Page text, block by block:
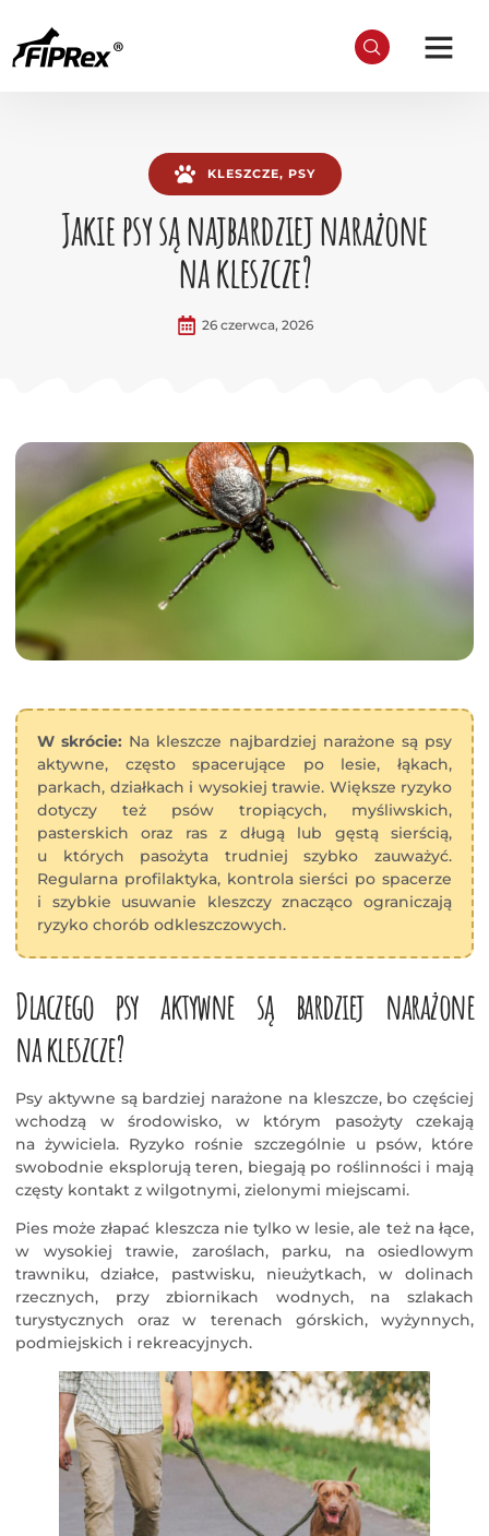
KLESZCZE, PSY
Jakie psy są najbardziej narażone
na kleszcze?
26 czerwca, 2026
W skrócie: Na kleszcze najbardziej narażone są psy
aktywne, często spacerujące po lesie, łąkach,
parkach, działkach i wysokiej trawie. Większe ryzyko
dotyczy też psów tropiących, myśliwskich,
pasterskich oraz ras z długą lub gęstą sierścią,
u których pasożyta trudniej szybko zauważyć.
Regularna profilaktyka, kontrola sierści po spacerze
i szybkie usuwanie kleszczy znacząco ograniczają
ryzyko chorób odkleszczowych.
Dlaczego psy aktywne są bardziej narażone
na kleszcze?
Psy aktywne są bardziej narażone na kleszcze, bo częściej
wchodzą w środowisko, w którym pasożyty czekają
na żywiciela. Ryzyko rośnie szczególnie u psów, które
swobodnie eksplorują teren, biegają po roślinności i mają
częsty kontakt z wilgotnymi, zielonymi miejscami.
Pies może złapać kleszcza nie tylko w lesie, ale też na łące,
w wysokiej trawie, zaroślach, parku, na osiedlowym
trawniku, działce, pastwisku, nieużytkach, w dolinach
rzecznych, przy zbiornikach wodnych, na szlakach
turystycznych oraz w terenach górskich, wyżynnych,
podmiejskich i rekreacyjnych.